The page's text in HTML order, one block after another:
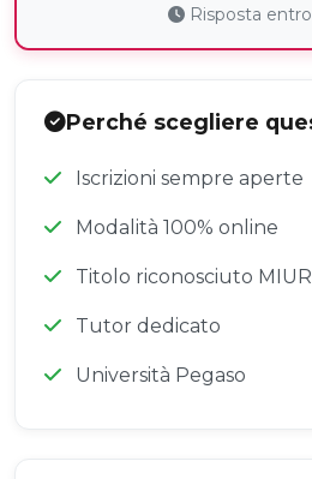
Risposta
Perché scegliere
Iscrizioni sempre aperte
Modalità 100% online
Titolo riconosciuto MIUR
Tutor dedicato
Università Pegaso